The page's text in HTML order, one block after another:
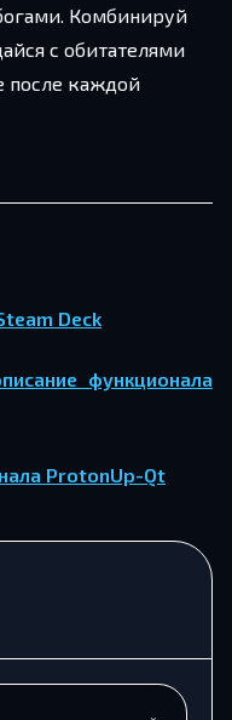
Комбинируй
с обитателями
после каждой
Deck
функционала
ProtonUp-Qt